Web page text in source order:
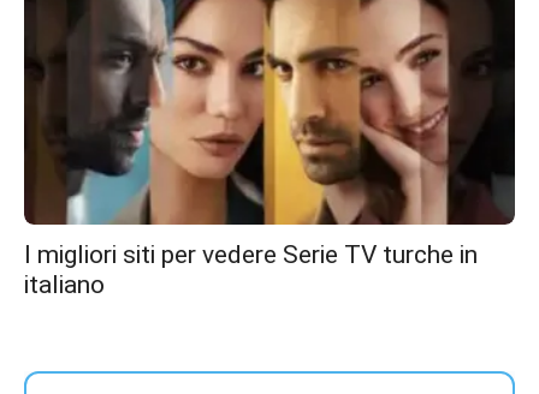
I migliori siti per vedere Serie TV turche in
italiano